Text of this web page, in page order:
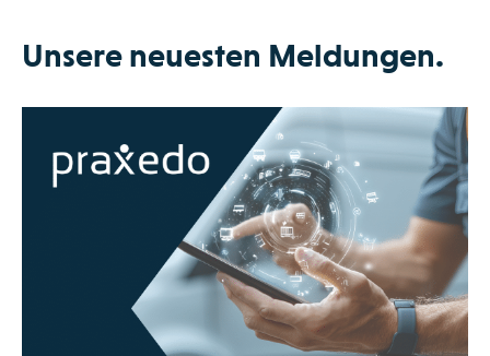
Unsere neuesten Meldungen.